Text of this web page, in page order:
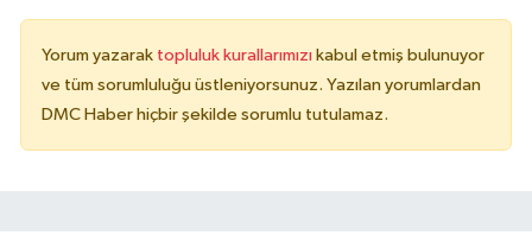
Yorum yazarak topluluk kurallarımızı kabul etmiş bulunuyor
ve tüm sorumluluğu üstleniyorsunuz. Yazılan yorumlardan
DMC Haber hiçbir şekilde sorumlu tutulamaz.